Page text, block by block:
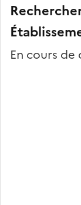
En cours de